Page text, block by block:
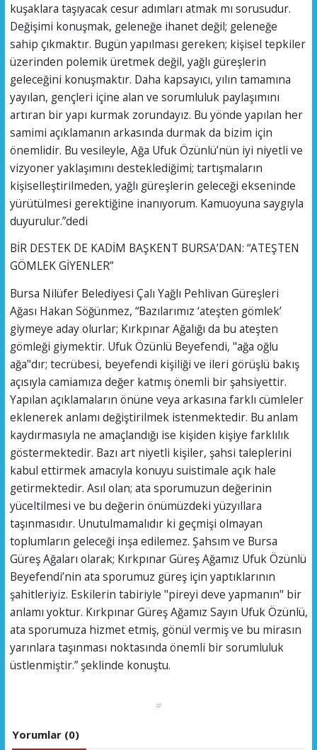
kuşaklara taşıyacak cesur adımları atmak mı sorusudur.
Değişimi konuşmak, geleneğe ihanet değil; geleneğe
sahip çıkmaktır. Bugün yapılması gereken; kişisel tepkiler
üzerinden polemik üretmek değil, yağlı güreşlerin
geleceğini konuşmaktır. Daha kapsayıcı, yılın tamamına
yayılan, gençleri içine alan ve sorumluluk paylaşımını
artıran bir yapı kurmak zorundayız. Bu yönde yapılan her
samimi açıklamanın arkasında durmak da bizim için
önemlidir. Bu vesileyle, Ağa Ufuk Özünlü’nün iyi niyetli ve
vizyoner yaklaşımını desteklediğimi; tartışmaların
kişiselleştirilmeden, yağlı güreşlerin geleceği ekseninde
yürütülmesi gerektiğine inanıyorum. Kamuoyuna saygıyla
duyurulur.”dedi
BİR DESTEK DE KADİM BAŞKENT BURSA’DAN: “ATEŞTEN
GÖMLEK GİYENLER”
Bursa Nilüfer Belediyesi Çalı Yağlı Pehlivan Güreşleri
Ağası Hakan Söğünmez, “Bazılarımız ‘ateşten gömlek’
giymeye aday olurlar; Kırkpınar Ağalığı da bu ateşten
gömleği giymektir. Ufuk Özünlü Beyefendi, "ağa oğlu
ağa"dır; tecrübesi, beyefendi kişiliği ve ileri görüşlü bakış
açısıyla camiamıza değer katmış önemli bir şahsiyettir.
Yapılan açıklamaların önüne veya arkasına farklı cümleler
eklenerek anlamı değiştirilmek istenmektedir. Bu anlam
kaydırmasıyla ne amaçlandığı ise kişiden kişiye farklılık
göstermektedir. Bazı art niyetli kişiler, şahsi taleplerini
kabul ettirmek amacıyla konuyu suistimale açık hale
getirmektedir. Asıl olan; ata sporumuzun değerinin
yüceltilmesi ve bu değerin önümüzdeki yüzyıllara
taşınmasıdır. Unutulmamalıdır ki geçmişi olmayan
toplumların geleceği inşa edilemez. Şahsım ve Bursa
Güreş Ağaları olarak; Kırkpınar Güreş Ağamız Ufuk Özünlü
Beyefendi’nin ata sporumuz güreş için yaptıklarının
şahitleriyiz. Eskilerin tabiriyle "pireyi deve yapmanın" bir
anlamı yoktur. Kırkpınar Güreş Ağamız Sayın Ufuk Özünlü,
ata sporumuza hizmet etmiş, gönül vermiş ve bu mirasın
yarınlara taşınması noktasında önemli bir sorumluluk
üstlenmiştir.” şeklinde konuştu.
#
Yorumlar (0)